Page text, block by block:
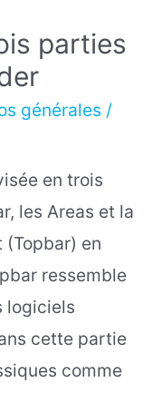
parties
générales /
en trois
les Areas et la
(Topbar) en
ressemble
logiciels
cette partie
comme